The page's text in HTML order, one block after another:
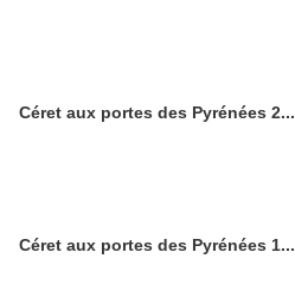
Céret aux portes des Pyrénées 2...
Céret aux portes des Pyrénées 1...